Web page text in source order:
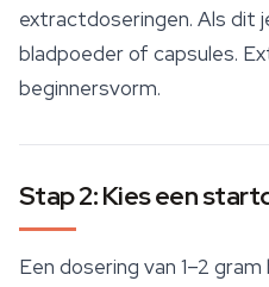
extractdoseringen. Als dit
bladpoeder of capsules.
beginnersvorm.
Stap 2: Kies een
Een dosering van 1–2